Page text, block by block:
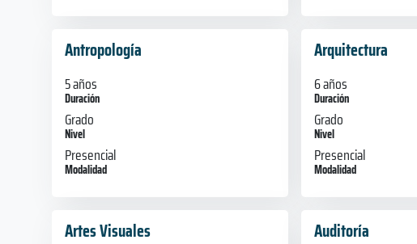
Antropología
5 años
Duración
Grado
Nivel
Presencial
Modalidad
Arquitectura
6 años
Duración
Grado
Nivel
Presencial
Modalidad
Artes Visuales Auditoría